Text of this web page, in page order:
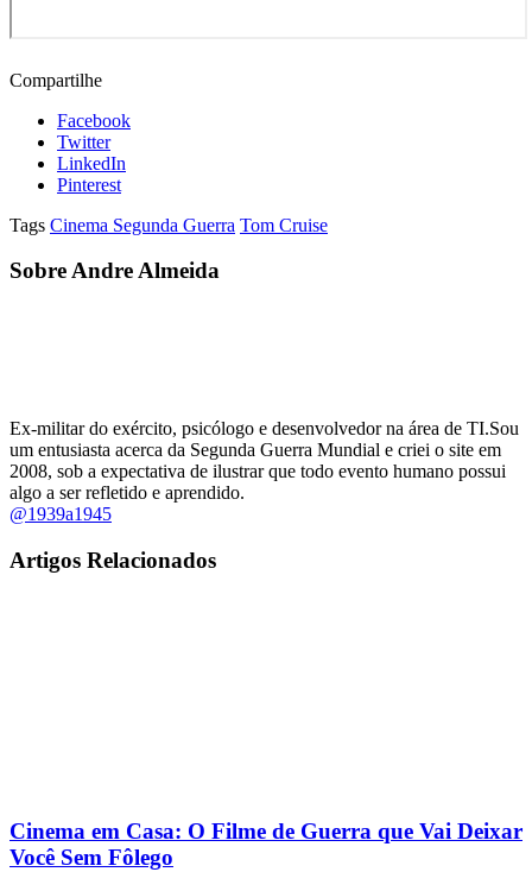
Compartilhe
Facebook
Twitter
LinkedIn
Pinterest
Tags Cinema Segunda Guerra Tom Cruise
Sobre Andre Almeida
Ex-militar do exército, psicólogo e desenvolvedor na área de TI.Sou
um entusiasta acerca da Segunda Guerra Mundial e criei o site em
2008, sob a expectativa de ilustrar que todo evento humano possui
algo a ser refletido e aprendido.
@1939a1945
Artigos Relacionados
Cinema em Casa: O Filme de Guerra que Vai Deixar
Você Sem Fôlego